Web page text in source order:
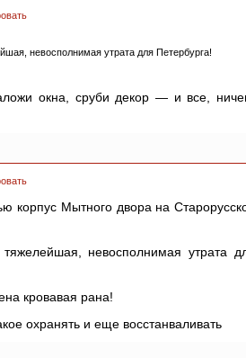
невосполнимая утрата для Петербурга!
окна, сруби декор — и все,
корпус Мытного двора на
невосполнимая утрата
кровавая рана!
охранять и еще восстанваливать